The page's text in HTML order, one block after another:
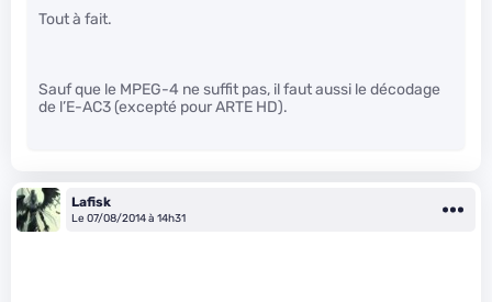
Tout à fait.
Sauf que le MPEG-4 ne suffit pas, il faut aussi le décodage
de l’E-AC3 (excepté pour ARTE HD).
Lafisk
Le 07/08/2014 à 14h31